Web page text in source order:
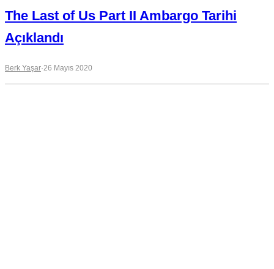
The Last of Us Part II Ambargo Tarihi
Açıklandı
Berk Yaşar·26 Mayıs 2020